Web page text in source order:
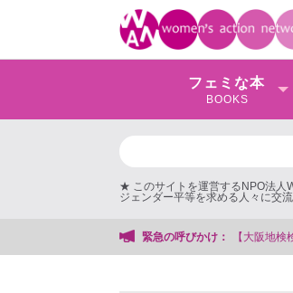
フェミな本
BOOKS
★ このサイトを運営するNPO法人
ジェンダー平等を求める人々に交
緊急の呼びかけ：